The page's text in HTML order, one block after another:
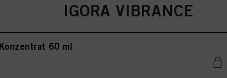
IGORA VIBRANCE
60 ml